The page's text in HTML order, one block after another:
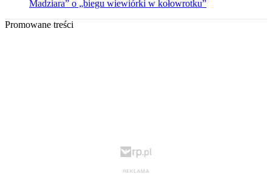
Madziara” o „biegu wiewiórki w kołowrotku”
Promowane treści